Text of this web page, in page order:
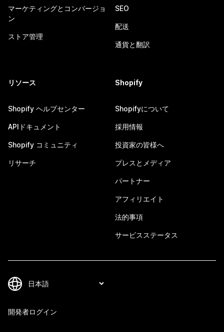
マーケティングとコンバージョ
ン
ストア管理
SEO
配送
通貨と翻訳
リソース
Shopify ヘルプセンター
APIドキュメント
Shopify コミュニティ
リサーチ
Shopify
Shopifyについて
採用情報
投資家の皆様へ
プレスとメディア
パートナー
アフィリエイト
法的事項
サービスステータス
開発者ログイン